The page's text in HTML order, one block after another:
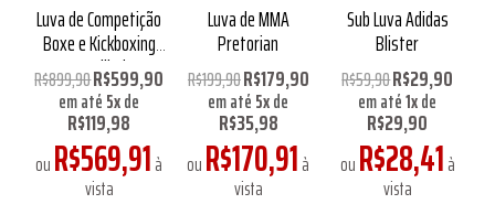
Luva de Competição
Boxe e Kickboxing
Green Hill Tiger
R$899,90R$599,90
em até5xde
R$119,98
ouR$569,91à
vista
Luva de MMA
Pretorian
R$199,90R$179,90
em até5xde
R$35,98
ouR$170,91à
vista
Sub Luva Adidas
Blister
R$59,90R$29,90
em até1xde
R$29,90
ouR$28,41à
vista